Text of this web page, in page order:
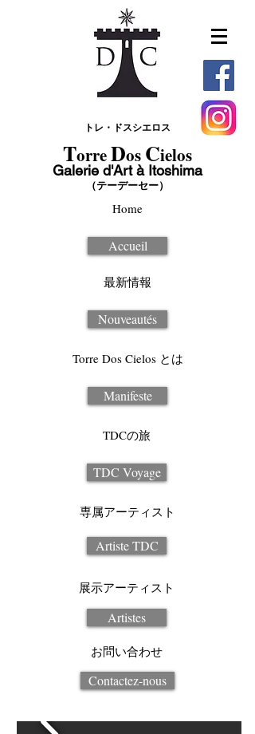
トレ・ドスシエロス
TorreDos Cielos
Galerie d'Art à Itoshima
（テーデーセー）
Home
Accueil
最新情報
Nouveautés
Torre Dos Cielos とは
Manifeste
TDCの旅
TDC Voyage
専属アーティスト
Artiste TDC
展示アーティスト
Artistes
お問い合わせ
Contactez-nous